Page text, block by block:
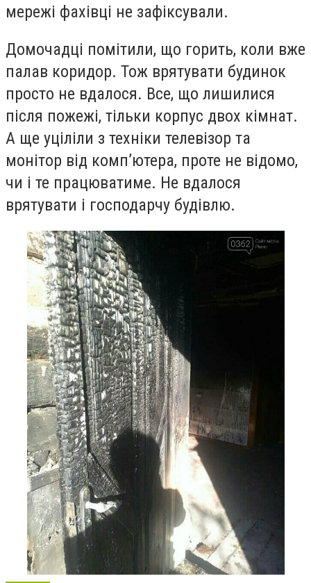
мережі фахівці не зафіксували.
Домочадці помітили, що горить, коли вже
палав коридор. Тож врятувати будинок
просто не вдалося. Все, що лишилися
після пожежі, тільки корпус двох кімнат.
А ще уціліли з техніки телевізор та
монітор від комп’ютера, проте не відомо,
чи і те працюватиме. Не вдалося
врятувати і господарчу будівлю.